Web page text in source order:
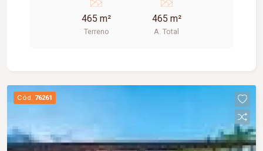
Playground, Pergolato, Academia, Piscina adulto
e infantil, Quadra de peteca, Quadra de tênis,
Quadra poliesportiva, Campo de futebol society,
465 m²
Terreno
465 m²
A. Total
Cód. 76261